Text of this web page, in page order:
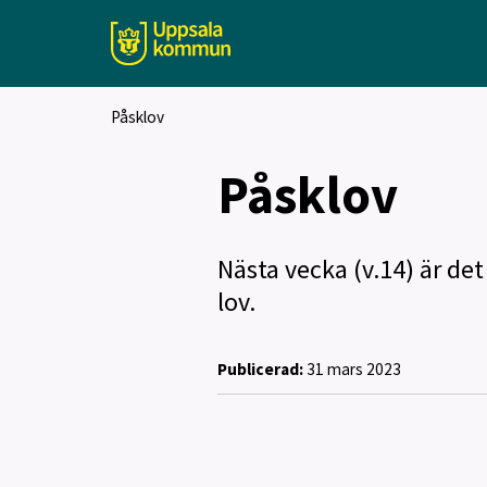
Påsklov
Påsklov
Nästa vecka (v.14) är
lov.
Publicerad:31 mars 2023